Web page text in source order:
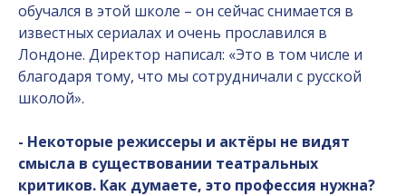
обучался в этой школе – он сейчас снимается в
известных сериалах и очень прославился в
Лондоне. Директор написал: «Это в том числе и
благодаря тому, что мы сотрудничали с русской
школой».
- Некоторые режиссеры и актёры не видят
смысла в существовании театральных
критиков. Как думаете, это профессия нужна?